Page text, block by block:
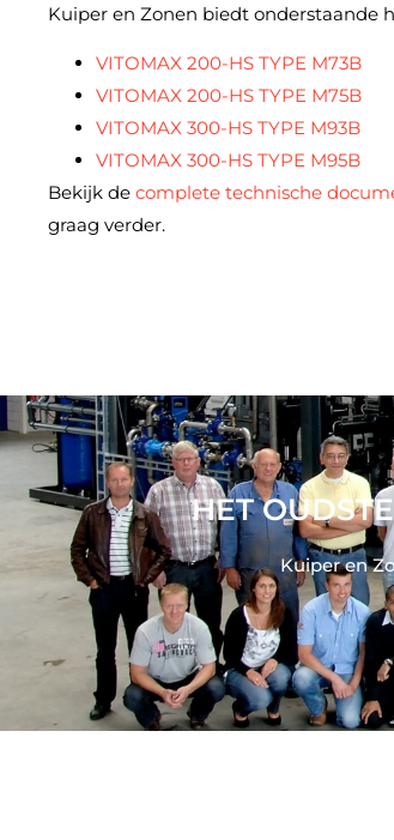
Kuiper en Zonen biedt onderstaande
VITOMAX 200-HS TYPE M73B
VITOMAX 200-HS TYPE M75B
VITOMAX 300-HS TYPE M93B
VITOMAX 300-HS TYPE M95B
Bekijk de complete technische
graag verder.
HET
Kuiper en